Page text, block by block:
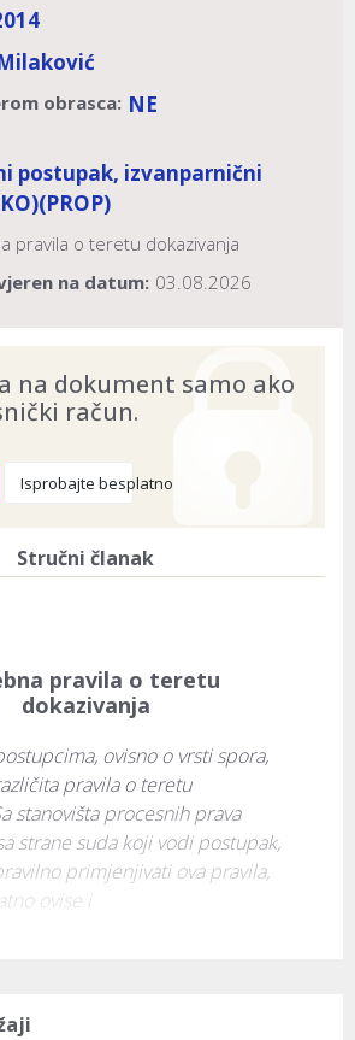
obrasca: NE
postupak, izvanparnični
(PROP)
pravila o teretu dokazivanja
na datum: 03.08.2026
na dokument samo ako
račun.
Isprobajte besplatno
Stručni članak
pravila o teretu
dokazivanja
ovisno o vrsti spora,
pravila o teretu
stanovišta procesnih prava
strane suda koji vodi postupak,
primjenjivati ova pravila,
ovise i